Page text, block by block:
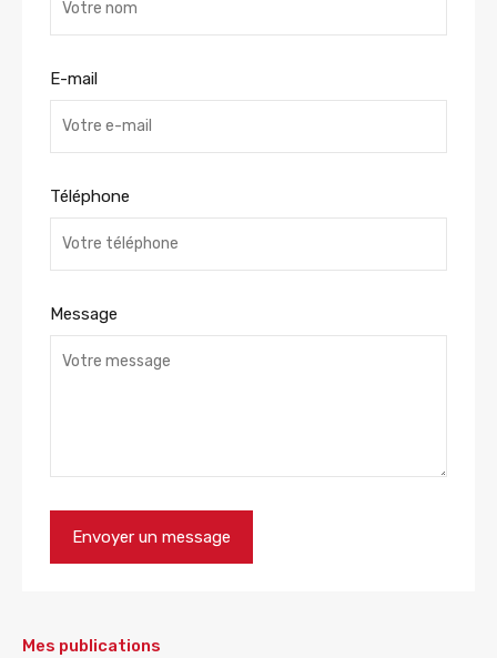
E-mail
Téléphone
Message
Mes publications